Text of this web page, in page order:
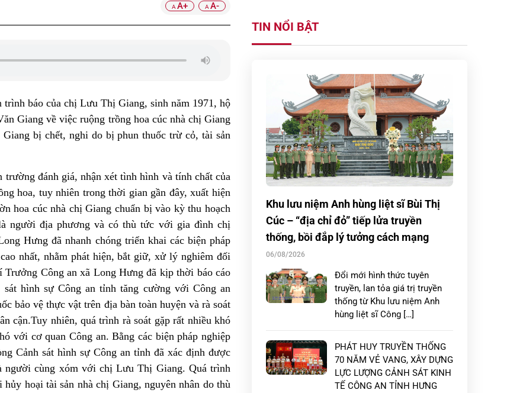
A A+ A A-
trình báo của chị Lưu Thị Giang, sinh năm 1971, hộ
Giang về việc ruộng trồng hoa cúc nhà chị Giang
bị chết, nghi do bị phun thuốctrừcỏ, tài sản
đánh giá, nhận xét tình hình và tính chất của
hoa, tuy nhiên trong thời gian gần đây, xuất hiện
hoa cúc nhà chị Giang chuẩn bị vào kỳ thu hoạch
người địa phương và có thù tức với gia đình chị
Hưng đãnhanh chóng triển khai các biện pháp
nhất, nhằm phát hiện, bắt giữ, xử lý nghiêm đối
Trưởng Công an xã Long Hưng đã kịp thời báo cáo
sát hình sự Công an tỉnhtăng cường với Công an
bảo vệ thực vật trên địa bàn toàn huyện và rà soát
cận.Tuy nhiên, quá trình rà soát gặp rất nhiều khó
với cơ quan Công an. Bằng các biện pháp nghiệp
Cảnh sát hình sự Công an tỉnh đã xác định được
cùng xóm với chị Lưu Thị Giang. Quá trình
hoại tài sản nhà chị Giang, nguyên nhân do thù
TIN NỔI BẬT
Khu lưu niệm Anh hùng liệt sĩ Bùi Thị
Cúc – “địa chỉ đỏ” tiếp lửa truyền
thống, bồi đắp lý tưởng cách mạng
06/08/2026
Đổi mới hình thức tuyên
truyền, lan tỏa giá trị truyền
thống từ Khu lưu niệm Anh
hùng liệt sĩ Công […]
PHÁT HUY TRUYỀN THỐNG
70 NĂM VẺ VANG, XÂY DỰNG
LỰC LƯỢNG CẢNH SÁT KINH
TẾ CÔNG AN TỈNH HƯNG